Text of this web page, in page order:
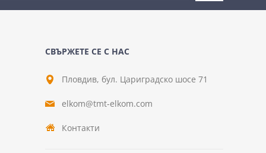
СВЪРЖЕТЕ СЕ С НАС
Пловдив, бул. Цариградско шосе 71
elkom@tmt-elkom.com
Контакти